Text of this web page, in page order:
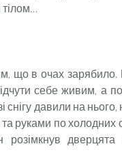
тілом…
що в очах зарябило.
себе живим, а
снігу давили на
руками по холодних
розімкнув